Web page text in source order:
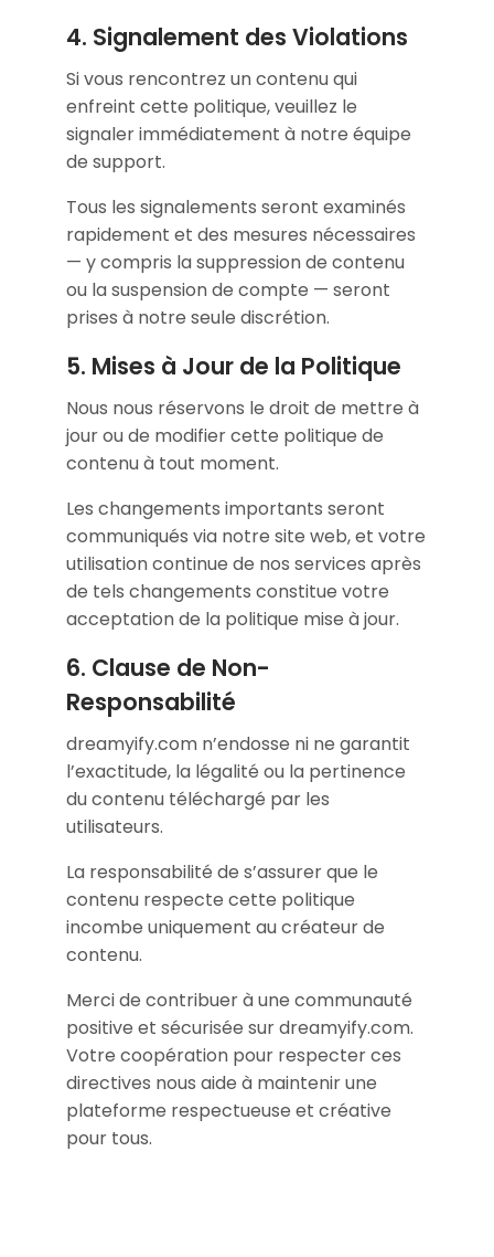
4. Signalement des Violations
Si vous rencontrez un contenu qui
enfreint cette politique, veuillez le
signaler immédiatement à notre équipe
de support.
Tous les signalements seront examinés
rapidement et des mesures nécessaires
— y compris la suppression de contenu
ou la suspension de compte — seront
prises à notre seule discrétion.
5. Mises à Jour de la Politique
Nous nous réservons le droit de mettre à
jour ou de modifier cette politique de
contenu à tout moment.
Les changements importants seront
communiqués via notre site web, et votre
utilisation continue de nos services après
de tels changements constitue votre
acceptation de la politique mise à jour.
6. Clause de Non-
Responsabilité
dreamyify.com n’endosse ni ne garantit
l’exactitude, la légalité ou la pertinence
du contenu téléchargé par les
utilisateurs.
La responsabilité de s’assurer que le
contenu respecte cette politique
incombe uniquement au créateur de
contenu.
Merci de contribuer à une communauté
positive et sécurisée sur dreamyify.com.
Votre coopération pour respecter ces
directives nous aide à maintenir une
plateforme respectueuse et créative
pour tous.